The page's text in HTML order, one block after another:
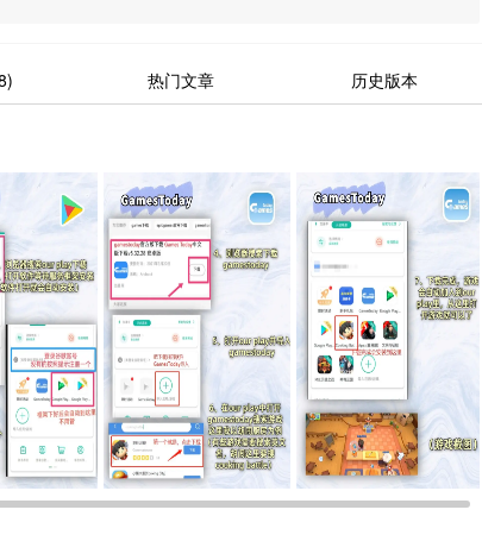
热门文章 历史版本